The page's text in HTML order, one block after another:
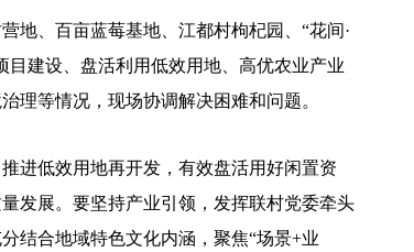
、百亩蓝莓基地、江都村枸杞园、“花间·
建设、盘活利用低效用地、高优农业产业
理等情况，现场协调解决困难和问题。
低效用地再开发，有效盘活用好闲置资
发展。要坚持产业引领，发挥联村党委牵头
结合地域特色文化内涵，聚焦“场景+业